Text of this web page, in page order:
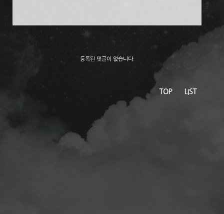
등록된 댓글이 없습니다.
TOP LIST